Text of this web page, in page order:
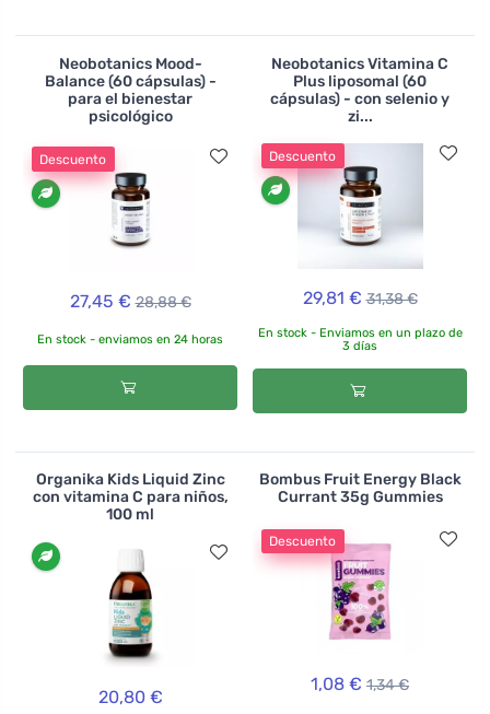
Neobotanics Mood-
Balance (60 cápsulas) -
para el bienestar
psicológico
Descuento
27,45 € 28,88 €
En stock - enviamos en 24 horas
Neobotanics Vitamina C
Plus liposomal (60
cápsulas) - con selenio y
zi...
Descuento
29,81 € 31,38 €
En stock - Enviamos en un plazo de
3 días
Organika Kids Liquid Zinc
con vitamina C para niños,
100 ml
20,80 €
Bombus Fruit Energy Black
Currant 35g Gummies
Descuento
1,08 € 1,34 €